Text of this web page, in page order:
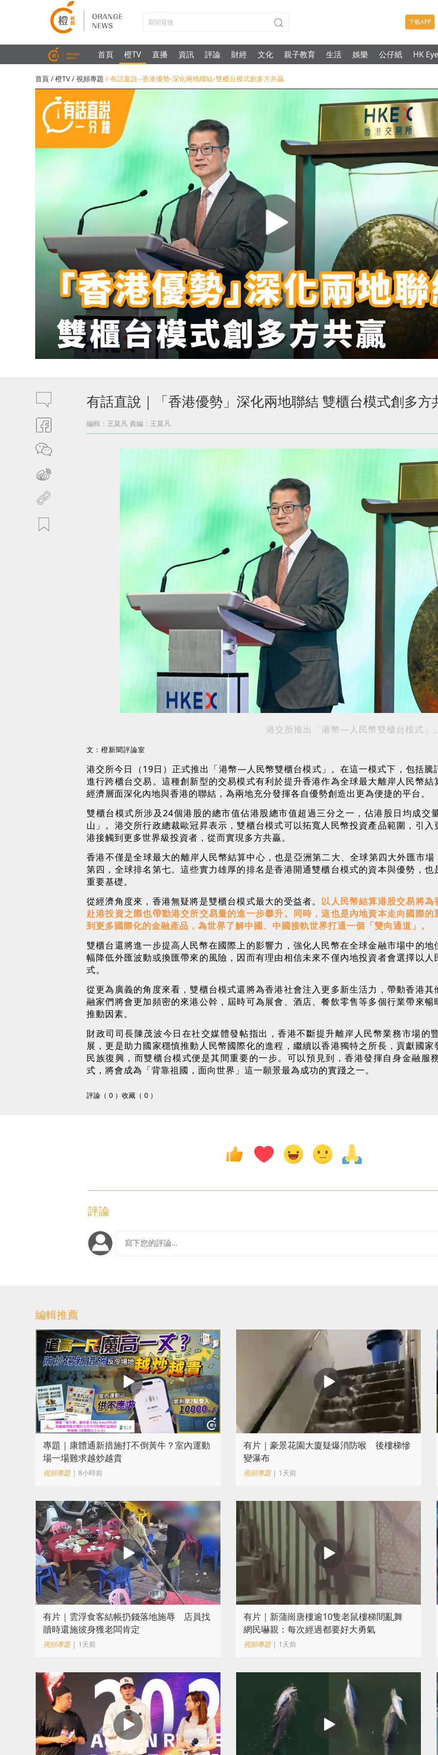
下載APP
首頁 橙TV 直播 資訊 評論 財經 文化 親子教育 生活 娛樂 公仔紙 HK Eye
首頁 / 橙TV/ 視頻專題 / 有話直說--香港優勢-深化兩地聯結-雙櫃台模式創多方共贏
有話直說｜「香港優勢」深化兩地聯結 雙櫃台模式創多方
編輯：王莫凡 責編：王莫凡
港交所推出「港幣—人民幣雙櫃台模式」
文：橙新聞評論室
港交所今日（19日）正式推出「港幣—人民幣雙櫃台模式」。在這一模式下，包括
進行跨櫃台交易。這種創新型的交易模式有利於提升香港作為全球最大離岸人民幣
經濟層面深化內地與香港的聯結，為兩地充分發揮各自優勢創造出更為便捷的平台。
雙櫃台模式所涉及24個港股的總市值佔港股總市值超過三分之一，佔港股日均成交
山」。港交所行政總裁歐冠昇表示，雙櫃台模式可以拓寬人民幣投資產品範圍，引
港接觸到更多世界級投資者，從而實現多方共贏。
香港不僅是全球最大的離岸人民幣結算中心，也是亞洲第二大、全球第四大外匯市
第四，全球排名第七。這些實力雄厚的排名是香港開通雙櫃台模式的資本與優勢，
重要基礎。
從經濟角度來，香港無疑將是雙櫃台模式最大的受益者。 以人民幣結算港股交易將
赴港投資之際也帶動港交所交易量的進一步攀升。同時，這也是內地資本走向國際
到更多國際化的金融產品，為世界了解中國、中國接軌世界打通一個「雙向通道」。
雙櫃台還將進一步提高人民幣在國際上的影響力，強化人民幣在全球金融市場中的
幅降低外匯波動或換匯帶來的風險，因而有理由相信未來不僅內地投資者會選擇以
式。
從更為廣義的角度來看，雙櫃台模式還將為香港社會注入更多新生活力，帶動香港
融家們將會更加頻密的來港公幹，屆時可為展會、酒店、餐飲零售等多個行業帶來
推動因素。
財政司司長陳茂波今日在社交媒體發帖指出，香港不斷提升離岸人民幣業務市場的
展，更是助力國家穩慎推動人民幣國際化的進程，繼續以香港獨特之所長，貢獻國
民族復興，而雙櫃台模式便是其間重要的一步。可以預見到，香港發揮自身金融服
式，將會成為「背靠祖國，面向世界」這一願景最為成功的實踐之一。
評論（ 0 ） 收藏（ 0 ）
評論
編輯推薦
專題｜康體通新措施打不倒黃牛？室內運動
場一場難求越炒越貴
視頻專題| 8小時前
有片｜豪景花園大廈疑爆消防喉 後樓梯慘
變瀑布
視頻專題| 1天前
​有片｜雲浮食客結帳扔錢落地施辱 店員找
贖時還施彼身獲老闆肯定
視頻專題| 1天前
有片｜新蒲崗唐樓逾10隻老鼠樓梯間亂舞
網民嚇親：每次經過都要好大勇氣
視頻專題| 1天前